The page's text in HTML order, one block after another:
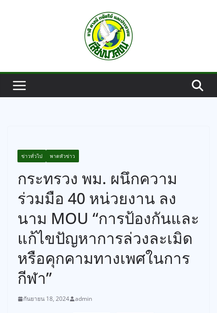
ข่าวทั่วไป พาดหัวข่าว
กระทรวง พม. ผนึกความ
ร่วมมือ 40 หน่วยงาน ลง
นาม MOU “การป้องกันและ
แก้ไขปัญหาการล่วงละเมิด
หรือคุกคามทางเพศในการ
กีฬา”
กันยายน 18, 2024 admin